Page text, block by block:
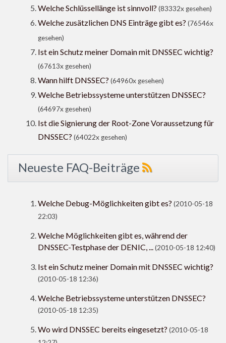
Welche Schlüssellänge ist sinnvoll? (83332x gesehen)
Welche zusätzlichen DNS Einträge gibt es? (76546x
gesehen)
Ist ein Schutz meiner Domain mit DNSSEC wichtig?
(67613x gesehen)
Wann hilft DNSSEC? (64960x gesehen)
Welche Betriebssysteme unterstützen DNSSEC?
(64697x gesehen)
Ist die Signierung der Root-Zone Voraussetzung für
DNSSEC? (64022x gesehen)
Neueste FAQ-Beiträge
Welche Debug-Möglichkeiten gibt es? (2010-05-18
22:03)
Welche Möglichkeiten gibt es, während der
DNSSEC-Testphase der DENIC, ...(2010-05-18 12:40)
Ist ein Schutz meiner Domain mit DNSSEC wichtig?
(2010-05-18 12:36)
Welche Betriebssysteme unterstützen DNSSEC?
(2010-05-18 12:35)
Wo wird DNSSEC bereits eingesetzt? (2010-05-18